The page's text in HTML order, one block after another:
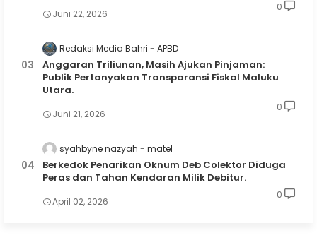
Juni 22, 2026
0
Redaksi Media Bahri APBD
Anggaran Triliunan, Masih Ajukan Pinjaman:
Publik Pertanyakan Transparansi Fiskal Maluku
Utara.
Juni 21, 2026
0
syahbyne nazyah matel
Berkedok Penarikan Oknum Deb Colektor Diduga
Peras dan Tahan Kendaran Milik Debitur.
April 02, 2026
0